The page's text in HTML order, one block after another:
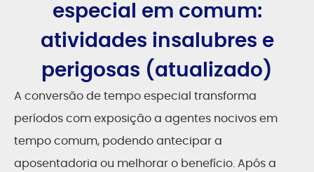
especial em comum:
atividades insalubres e
perigosas (atualizado)
A conversão de tempo especial transforma
períodos com exposição a agentes nocivos em
tempo comum, podendo antecipar a
aposentadoria ou melhorar o benefício. Após a